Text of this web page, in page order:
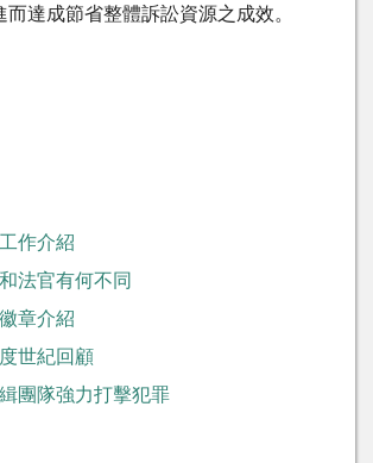
而達成節省整體訴訟資源之成效。
作介紹
法官有何不同
章介紹
世紀回顧
團隊強力打擊犯罪